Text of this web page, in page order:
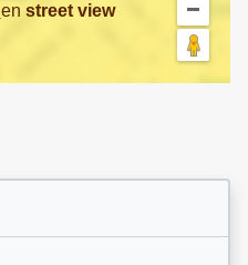
en street view